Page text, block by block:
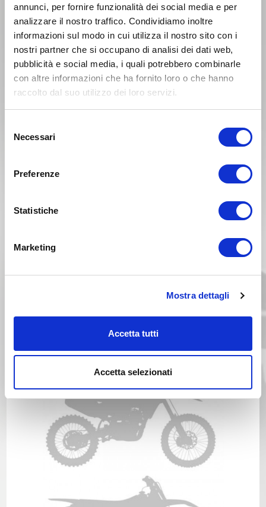
annunci, per fornire funzionalità dei social media e per
analizzare il nostro traffico. Condividiamo inoltre
informazioni sul modo in cui utilizza il nostro sito con i
nostri partner che si occupano di analisi dei dati web,
pubblicità e social media, i quali potrebbero combinarle
con altre informazioni che ha fornito loro o che hanno
raccolto dal suo utilizzo dei loro servizi.
delNecessari
Preferenze
Statistiche
Marketing
Mostra dettagli
Accetta tutti
Accetta selezionati
KTM GS 300 Anno 1994
KTM GS 300 Anno 1993
Anno 1992